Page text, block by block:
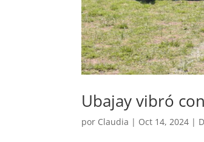
Ubajay vibró
por Claudia | Oct 14, 2024 |